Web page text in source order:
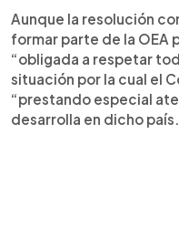
Aunque la resolución
formar parte de la OEA
“obligada a respetar
situación por la cual el
“prestando especial
desarrolla en dicho país.